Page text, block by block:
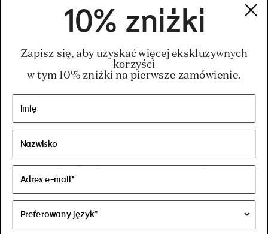
Space Kit
Space Kit
10% zniżki
Zapisz się, aby uzyskać więcej ekskluzywnych
korzyści
w tym 10% zniżki na pierwsze zamówienie.